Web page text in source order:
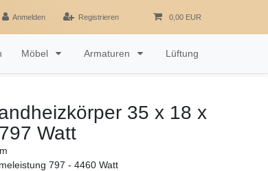
Anmelden Registrieren 0,00 EUR
Möbel Armaturen Lüftung
35 x 18 x
Watt
797 - 4460 Watt